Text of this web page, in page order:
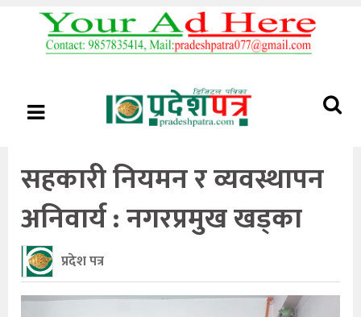
सहकारी नियमन र व्यवस्थापन
अनिवार्य : नगरप्रमुख खड्का
प्रदेश पत्र